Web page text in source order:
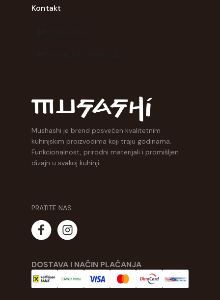
Kontakt
Mushashi je brend posvećen kvalitetnim
kuhinjskim proizvodima koji traju godinama.
Funkcionalnost, prirodni materijali i promišljen
dizajn u svakoj kuhinji.
PRATITE NAS
DOSTAVA I NAČIN PLAĆANJA​